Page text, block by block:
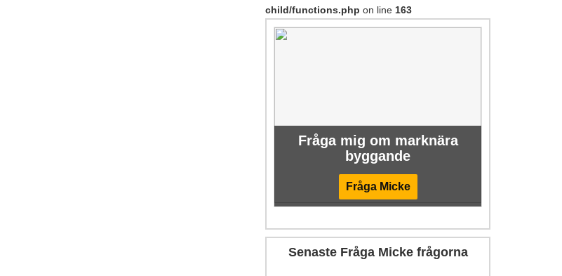
child/functions.php on line 163
Fråga mig om marknära
byggande
Fråga Micke
Senaste Fråga Micke frågorna